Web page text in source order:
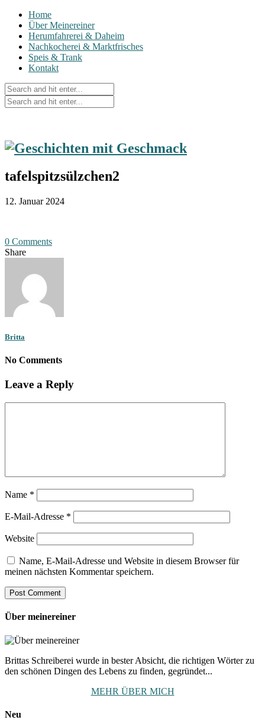
Home
Über Meinereiner
Herumfahrerei & Daheim
Nachkocherei & Marktfrisches
Speis & Trank
Kontakt
tafelspitzsülzchen2
12. Januar 2024
0 Comments
Share
Britta
No Comments
Leave a Reply
Name *
E-Mail-Adresse *
Website
Name, E-Mail-Adresse und Website in diesem Browser für
meinen nächsten Kommentar speichern.
Über meinereiner
Brittas Schreiberei wurde in bester Absicht, die richtigen Wörter zu
den schönen Dingen des Lebens zu finden, gegründet...
MEHR ÜBER MICH
Neu